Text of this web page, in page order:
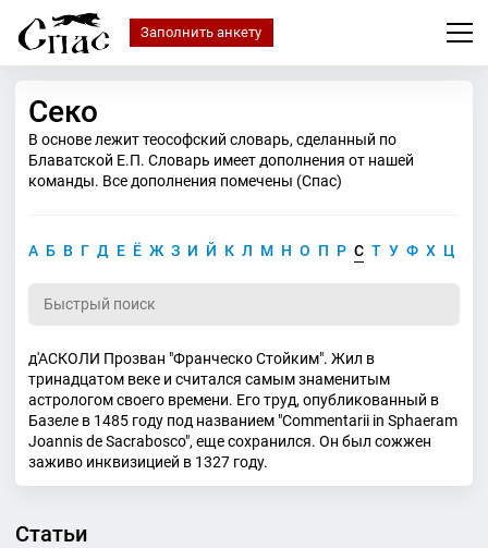
Заполнить анкету
Секо
В основе лежит теософский словарь, сделанный по
Блаватской Е.П. Словарь имеет дополнения от нашей
команды. Все дополнения помечены (Спас)
А Б В Г Д Е Ё Ж З И Й К Л М Н О П Р С Т У Ф Х Ц
д'АСКОЛИ Прозван "Франческо Стойким". Жил в
тринадцатом веке и считался самым знаменитым
астрологом своего времени. Его труд, опубликованный в
Базеле в 1485 году под названием "Commentarii in Sphaeram
Joannis de Sacrabosco", еще сохранился. Он был сожжен
заживо инквизицией в 1327 году.
Статьи